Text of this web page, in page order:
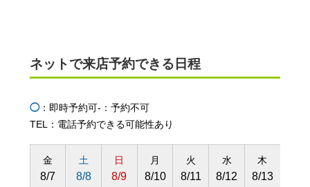
ネットで来店予約できる日程
◯：即時予約可-：予約不可
TEL：電話予約できる可能性あり
金
8/7
土
8/8
日
8/9
月
8/10
火
8/11
水
8/12
木
8/13